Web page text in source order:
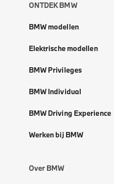
ONTDEK BMW
BMW modellen
Elektrische modellen
BMW Privileges
BMW Individual
BMW Driving Experience
Werken bij BMW
Over BMW